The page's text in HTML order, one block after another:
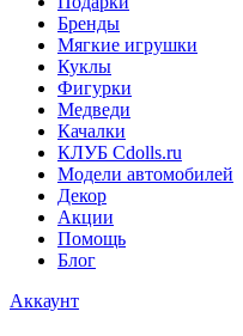
Бренды
Мягкие игрушки
Куклы
Фигурки
Медведи
Качалки
КЛУБ Cdolls.ru
Модели автомобилей
Декор
Акции
Помощь
Блог
Аккаунт